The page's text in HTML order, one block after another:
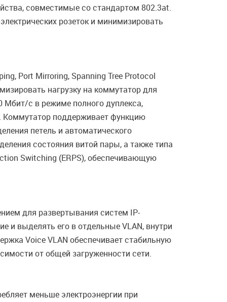
совместимые со стандартом 802.3at.
розеток и минимизировать
Port Mirroring, Spanning Tree Protocol
нагрузку на коммутатор для
с в режиме полного дуплекса,
Коммутатор поддерживает функцию
петель и автоматического
состояния витой пары, а также типа
Switching (ERPS), обеспечивающую
для развертывания систем IP-
и выделять его в отдельные VLAN, внутри
Voice VLAN обеспечивает стабильную
от общей загруженности сети.
меньше электроэнергии при